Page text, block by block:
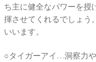
ち主に健全なパワーを授
揮させてくれるでしょう
いいます。
○タイガーアイ…洞察力